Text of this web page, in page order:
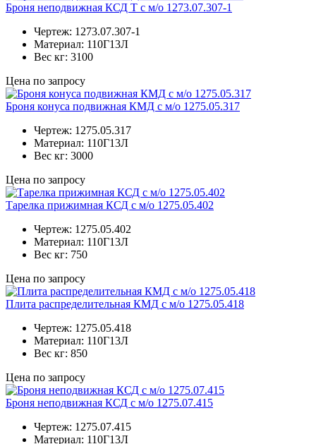
Броня неподвижная КСД Т с м/о 1273.07.307-1
Чертеж: 1273.07.307-1
Материал: 110Г13Л
Вес кг: 3100
Цена по запросу
Броня конуса подвижная КМД с м/о 1275.05.317
Чертеж: 1275.05.317
Материал: 110Г13Л
Вес кг: 3000
Цена по запросу
Тарелка прижимная КСД с м/о 1275.05.402
Чертеж: 1275.05.402
Материал: 110Г13Л
Вес кг: 750
Цена по запросу
Плита распределительная КМД с м/о 1275.05.418
Чертеж: 1275.05.418
Материал: 110Г13Л
Вес кг: 850
Цена по запросу
Броня неподвижная КСД с м/о 1275.07.415
Чертеж: 1275.07.415
Материал: 110Г13Л